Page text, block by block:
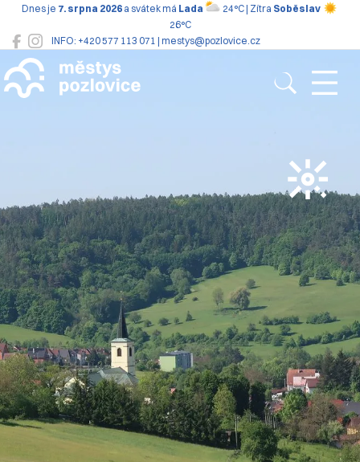
INFO: +420 577 113 071 | mestys@pozlovice.cz
Dnes je 7. srpna 2026 a svátek má Lada 24°C | Zítra Soběslav
26°C
Pozlovice